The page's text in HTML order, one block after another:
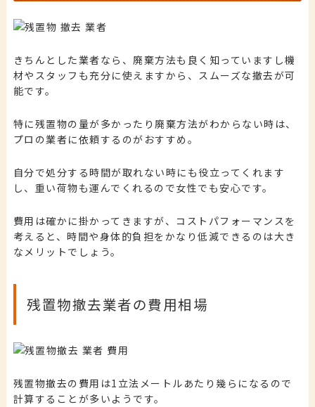
きちんとした業者なら、廃棄方法も良く知っていますし機
材やスタッフも充分に使えますから、スムーズな撤去が可
能です。
特に残置物の量が多かったり廃棄方法がわからない時は、
プロの業者に依頼するのがおすすめ。
自分で処分する時間が取れない時にも役立ってくれます
し、重い荷物も運んでくれるので女性でも安心です。
費用は確かに掛かってきますが、コストパフォーマンスを
考えると、時間や身体的負担をかなり低減できるのは大き
なメリットでしょう。
残置物撤去業者の費用相場
残置物撤去の費用は1立法メートルあたり幾らになるので
計算することが多いようです。